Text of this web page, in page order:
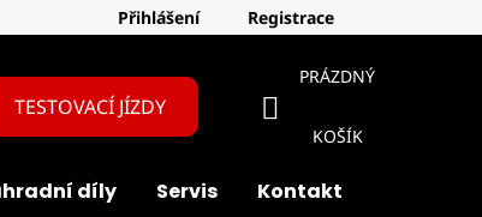
Přihlášení Registrace
TESTOVACÍ JÍZDY
NÁKUPNÍ
KOŠÍK
PRÁZDNÝ
KOŠÍK
díly Servis Kontakt